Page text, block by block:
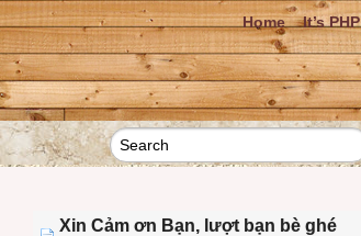
Home It’s PHP
Xin Cảm ơn Bạn, lượt bạn bè ghé